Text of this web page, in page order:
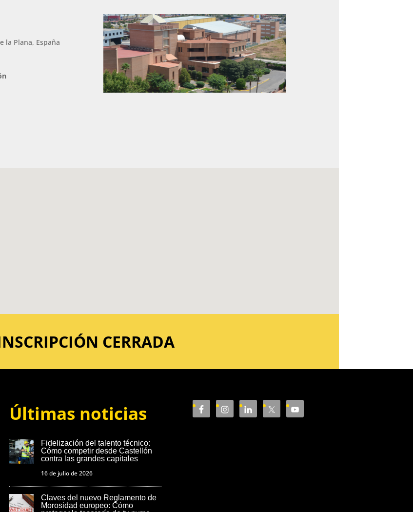
la Plana, España
CERRADA
Últimas noticias
Fidelización del talento técnico:
Cómo competir desde Castellón
contra las grandes capitales
16 de julio de 2026
Claves del nuevo Reglamento de
Morosidad europeo: Cómo